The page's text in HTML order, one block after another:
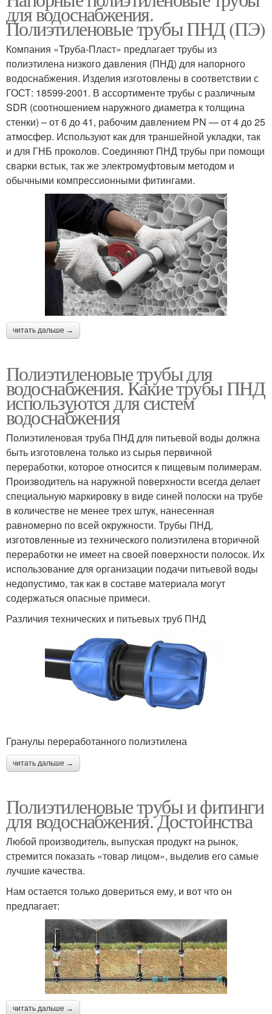
для водоснабжения.
Полиэтиленовые трубы ПНД (ПЭ)
Компания «Труба-Пласт» предлагает трубы из
полиэтилена низкого давления (ПНД) для напорного
водоснабжения. Изделия изготовлены в соответствии с
ГОСТ: 18599-2001. В ассортименте трубы с различным
SDR (соотношением наружного диаметра к толщина
стенки) – от 6 до 41, рабочим давлением PN — от 4 до 25
атмосфер. Используют как для траншейной укладки, так
и для ГНБ проколов. Соединяют ПНД трубы при помощи
сварки встык, так же электромуфтовым методом и
обычными компрессионными фитингами.
читать дальше →
Полиэтиленовые трубы для
водоснабжения. Какие трубы ПНД
используются для систем
водоснабжения
Полиэтиленовая труба ПНД для питьевой воды должна
быть изготовлена только из сырья первичной
переработки, которое относится к пищевым полимерам.
Производитель на наружной поверхности всегда делает
специальную маркировку в виде синей полоски на трубе
в количестве не менее трех штук, нанесенная
равномерно по всей окружности. Трубы ПНД,
изготовленные из технического полиэтилена вторичной
переработки не имеет на своей поверхности полосок. Их
использование для организации подачи питьевой воды
недопустимо, так как в составе материала могут
содержаться опасные примеси.
Различия технических и питьевых труб ПНД
Гранулы переработанного полиэтилена
читать дальше →
Полиэтиленовые трубы и фитинги
для водоснабжения. Достоинства
Любой производитель, выпуская продукт на рынок,
стремится показать «товар лицом», выделив его самые
лучшие качества.
Нам остается только довериться ему, и вот что он
предлагает:
читать дальше →